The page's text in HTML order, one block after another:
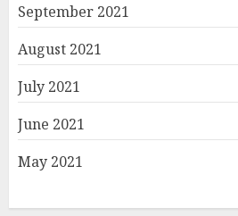
September 2021
August 2021
July 2021
June 2021
May 2021